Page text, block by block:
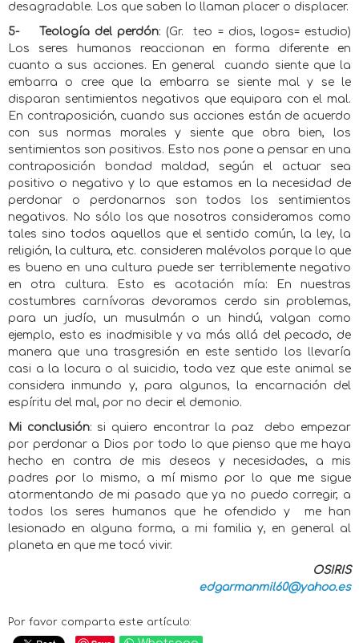
desagradable. Los que saben lo llaman placer o displacer.
5- Teología del perdón: (Gr.
teo = dios, logos= estudio)
Los seres humanos reaccionan en forma diferente en
cuanto a sus acciones. En general
cuando siente que la
embarra o cree que la embarra se siente mal y se le
disparan sentimientos negativos que equipara con el mal.
En contraposición, cuando sus acciones están de acuerdo
con sus normas morales y siente que obra bien, los
sentimientos son positivos. Esto nos pone a pensar en una
contraposición bondad maldad, según el actuar sea
positivo o negativo y lo que estamos en la necesidad de
perdonar o perdonarnos son todos los sentimientos
negativos. No sólo los que nosotros consideramos como
tales sino todos aquellos que el sentido común, la ley, la
religión, la cultura, etc. consideren malévolos porque lo que
es bueno en una cultura puede ser terriblemente negativo
en otra cultura. Esto es acotación mía: En nuestras
costumbres carnívoras devoramos cerdo sin problemas,
para un judío, un musulmán o un hindú, valgan como
ejemplo, esto es inadmisible y va más allá del pecado, de
manera que una trasgresión en este sentido los llevaría
casi a la locura o al suicidio, toda vez que este animal se
considera inmundo y, para algunos, la encarnación del
espíritu del mal, por no decir el demonio.
Mi conclusión: si quiero encontrar la paz
debo empezar
por perdonar a Dios por todo lo que pienso que me haya
hecho en contra de mis deseos y necesidades, a mis
padres por lo mismo, a mí mismo por lo que me sigue
atormentando de mi pasado que ya no puedo corregir, a
todos los seres humanos que he ofendido y
me han
lesionado en alguna forma, a mi familia y, en general al
planeta en que me tocó vivir.
OSIRIS
edgarmanmil60@yahoo.es
Por favor comparta este artículo: